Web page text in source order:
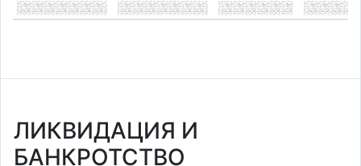
ЛИКВИДАЦИЯ И
БАНКРОТСТВО